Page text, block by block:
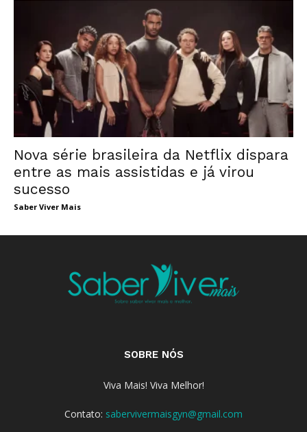
Nova série brasileira da Netflix dispara
entre as mais assistidas e já virou
sucesso
Saber Viver Mais
SOBRE NÓS
Viva Mais! Viva Melhor!
Contato: sabervivermaisgyn@gmail.com